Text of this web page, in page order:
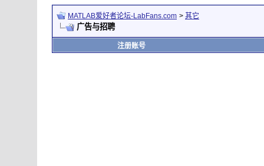
MATLAB爱好者论坛-LabFans.com > 其它
广告与招聘
注册账号